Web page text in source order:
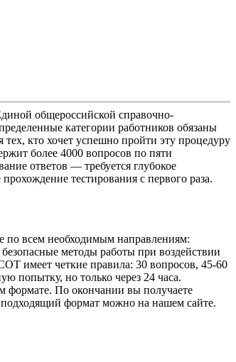
общероссийской справочно-
категории работников обязаны
кто хочет успешно пройти эту процедуру
более 4000 вопросов по пяти
ответов — требуется глубокое
тестирования с первого раза.
по всем необходимым направлениям:
методы работы при воздействии
имеет четкие правила: 30 вопросов, 45-60
попытку, но только через 24 часа.
формате. По окончании вы получаете
подходящий формат можно на нашем сайте.